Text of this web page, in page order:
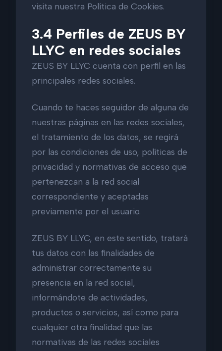
visita nuestra Política de Cookies.
3.4 Perfiles de ZEUS BY
LLYC en redes sociales
ZEUS BY LLYC cuenta con perfil en las
principales redes sociales.
Cuando te haces seguidor de alguna de
nuestras páginas en las redes sociales,
el tratamiento de los datos, se regirá
por las condiciones de uso, políticas de
privacidad y normativas de acceso que
pertenezcan a la red social
correspondiente y aceptadas
previamente por el usuario.
ZEUS BY LLYC, en este sentido, tratará
tus datos con las finalidades de
administrar correctamente su
presencia en la red social,
informándote de actividades,
productos o servicios, así como para
cualquier otra finalidad que las
normativas de las redes sociales